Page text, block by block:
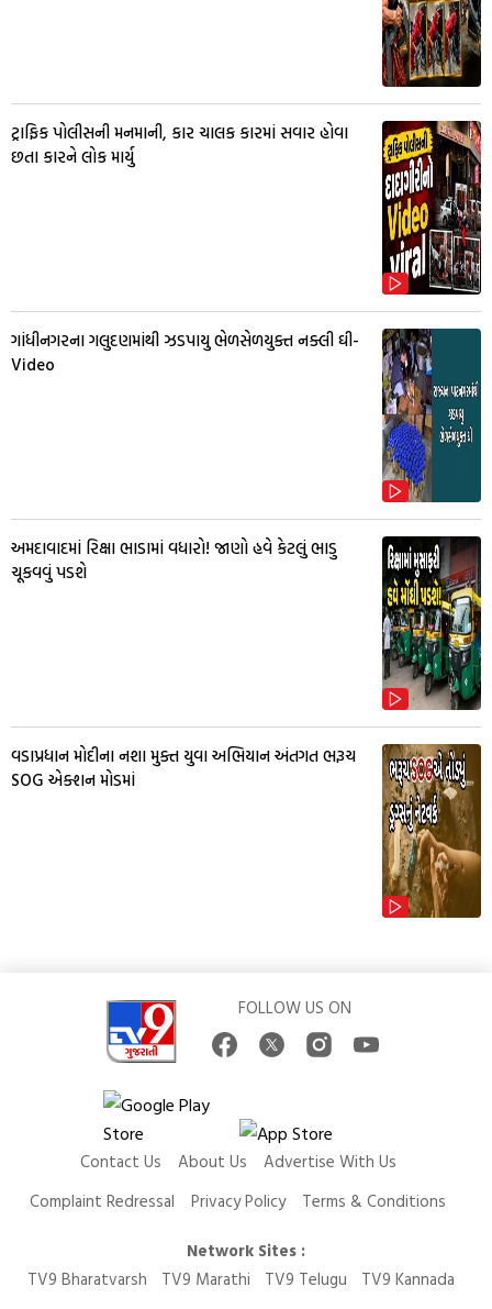
ટ્રાફિક પોલીસની મનમાની, કાર ચાલક કારમાં સવાર હોવા
છતા કારને લોક માર્યુ
ગાંધીનગરના ગલુદણમાંથી ઝડપાયુ ભેળસેળયુક્ત નક્લી ઘી-
Video
અમદાવાદમાં રિક્ષા ભાડામાં વધારો! જાણો હવે કેટલું ભાડુ
ચૂકવવું પડશે
વડાપ્રધાન મોદીના નશા મુક્ત યુવા અભિયાન અંતગત ભરૂચ
SOG એક્શન મોડમાં
FOLLOW US ON
Contact Us About Us
Advertise With Us
Complaint Redressal
Privacy Policy
Terms & Conditions
Network Sites :
TV9 Bharatvarsh
TV9 Marathi TV9 Telugu
TV9 Kannada